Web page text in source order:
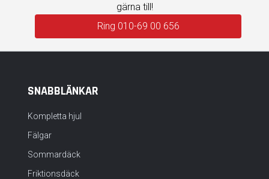
gärna till!
Ring 010-69 00 656
SNABBLÄNKAR
Kompletta hjul
Fälgar
Sommardäck
Friktionsdäck